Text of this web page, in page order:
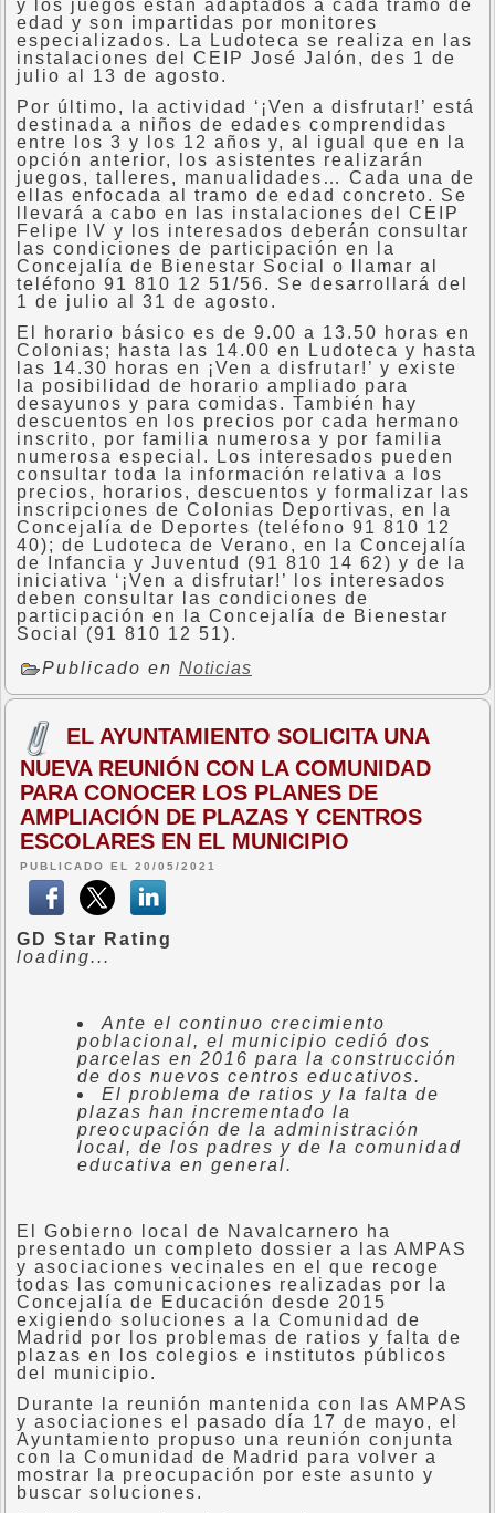
y los juegos están adaptados a cada tramo de
edad y son impartidas por monitores
especializados. La Ludoteca se realiza en las
instalaciones del CEIP José Jalón, des 1 de
julio al 13 de agosto.
Por último, la actividad ‘¡Ven a disfrutar!’ está
destinada a niños de edades comprendidas
entre los 3 y los 12 años y, al igual que en la
opción anterior, los asistentes realizarán
juegos, talleres, manualidades… Cada una de
ellas enfocada al tramo de edad concreto. Se
llevará a cabo en las instalaciones del CEIP
Felipe IV y los interesados deberán consultar
las condiciones de participación en la
Concejalía de Bienestar Social o llamar al
teléfono 91 810 12 51/56. Se desarrollará del
1 de julio al 31 de agosto.
El horario básico es de 9.00 a 13.50 horas en
Colonias; hasta las 14.00 en Ludoteca y hasta
las 14.30 horas en ¡Ven a disfrutar!’ y existe
la posibilidad de horario ampliado para
desayunos y para comidas. También hay
descuentos en los precios por cada hermano
inscrito, por familia numerosa y por familia
numerosa especial. Los interesados pueden
consultar toda la información relativa a los
precios, horarios, descuentos y formalizar las
inscripciones de Colonias Deportivas, en la
Concejalía de Deportes (teléfono 91 810 12
40); de Ludoteca de Verano, en la Concejalía
de Infancia y Juventud (91 810 14 62) y de la
iniciativa ‘¡Ven a disfrutar!’ los interesados
deben consultar las condiciones de
participación en la Concejalía de Bienestar
Social (91 810 12 51).
Publicado en Noticias
EL AYUNTAMIENTO SOLICITA UNA
NUEVA REUNIÓN CON LA COMUNIDAD
PARA CONOCER LOS PLANES DE
AMPLIACIÓN DE PLAZAS Y CENTROS
ESCOLARES EN EL MUNICIPIO
PUBLICADO EL 20/05/2021
GD Star Rating
loading...
Ante el continuo crecimiento
poblacional, el municipio cedió dos
parcelas en 2016 para la construcción
de dos nuevos centros educativos.
El problema de ratios y la falta de
plazas han incrementado la
preocupación de la administración
local, de los padres y de la comunidad
educativa en general.
El Gobierno local de Navalcarnero ha
presentado un completo dossier a las AMPAS
y asociaciones vecinales en el que recoge
todas las comunicaciones realizadas por la
Concejalía de Educación desde 2015
exigiendo soluciones a la Comunidad de
Madrid por los problemas de ratios y falta de
plazas en los colegios e institutos públicos
del municipio.
Durante la reunión mantenida con las AMPAS
y asociaciones el pasado día 17 de mayo, el
Ayuntamiento propuso una reunión conjunta
con la Comunidad de Madrid para volver a
mostrar la preocupación por este asunto y
buscar soluciones.